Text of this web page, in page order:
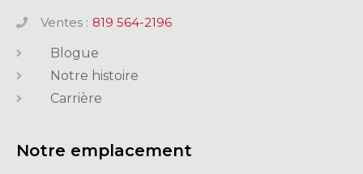
Ventes : 819 564-2196
Blogue
Notre histoire
Carrière
Notre emplacement